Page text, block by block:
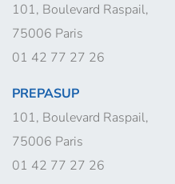
101, Boulevard Raspail,
75006 Paris
01 42 77 27 26
PREPASUP
101, Boulevard Raspail,
75006 Paris
01 42 77 27 26